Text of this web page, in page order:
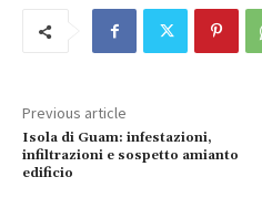
Previous article
Isola di Guam: infestazioni,
infiltrazioni e sospetto amianto
edificio